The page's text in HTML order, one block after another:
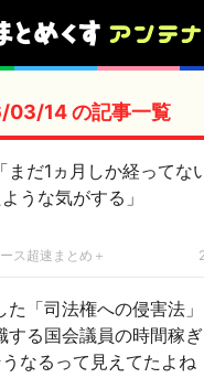
03/14 の記事一覧
まだ1ヵ月しか経ってな
うな気がする」
ス超速まとめ＋
た「司法権への侵害法
する国会議員の時間稼
なるって見えてたよね